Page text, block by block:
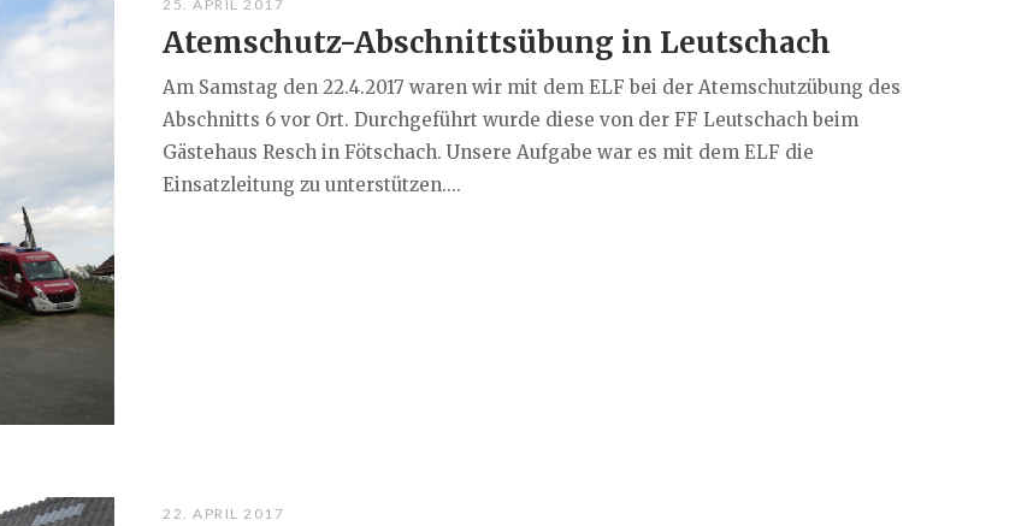
25. APRIL 2017
Atemschutz-Abschnittsübung in Leutschach
Am Samstag den 22.4.2017 waren wir mit dem ELF bei der Atemschutzübung des
Abschnitts 6 vor Ort. Durchgeführt wurde diese von der FF Leutschach beim
Gästehaus Resch in Fötschach. Unsere Aufgabe war es mit dem ELF die
Einsatzleitung zu unterstützen....
22. APRIL 2017